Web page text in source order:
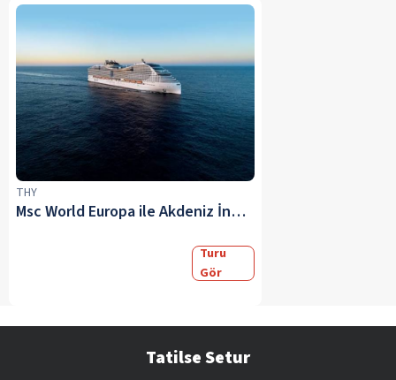
THY
Msc World Europa ile Akdeniz İncileri ve 3 Ülke 28 Haziran – 12 & 19 & 26 Temmuz – 23 & 30 Ağustos – 04 Ekim 2027
Turu
Gör
Tatilse Setur